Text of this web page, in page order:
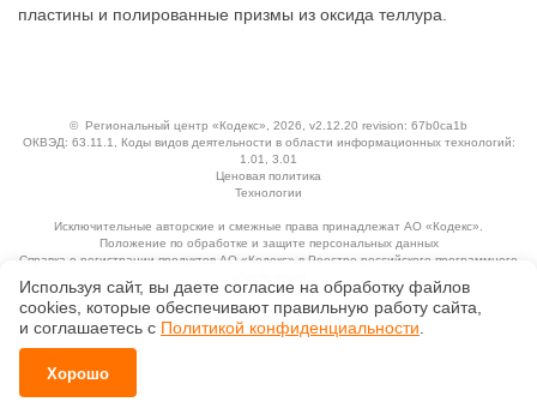
пластины и полированные призмы из оксида теллура.
© Региональный центр «Кодекс» , 2026, v2.12.20 revision: 67b0ca1b
ОКВЭД: 63.11.1, Коды видов деятельности в области информационных технологий:
1.01, 3.01
Ценовая политика
Технологии
Исключительные авторские и смежные права принадлежат АО «Кодекс».
Положение по обработке и защите персональных данных
Справка о регистрации продуктов АО «Кодекс» в Реестре российского программного
Используя сайт, вы даете согласие на обработку файлов
сооkiеs, которые обеспечивают правильную работу сайта,
и соглашаетесь с Политикой конфиденциальности
Хорошо